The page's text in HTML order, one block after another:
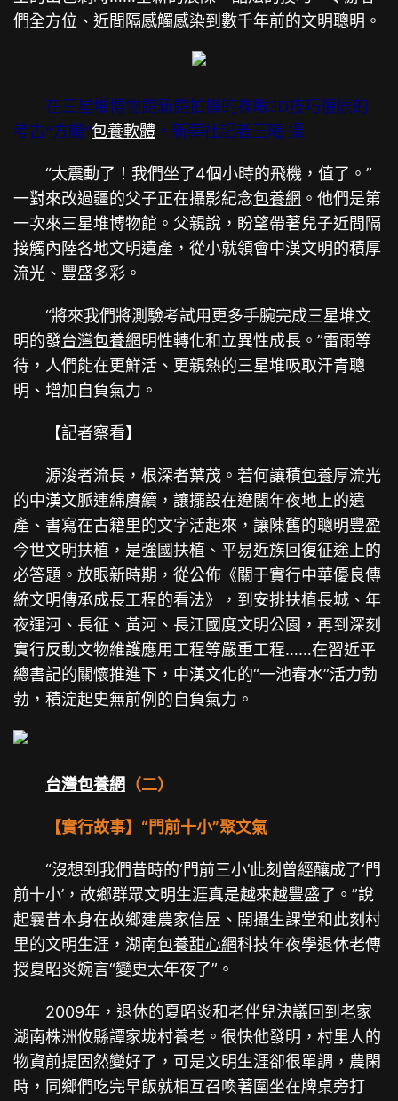
們全方位、近間隔感觸感染到數千年前的文明聰明。
在三星堆博物館新館拍攝的裸眼3D技巧復原的
考古“方艙”包養軟體 。新華社記者王曦 攝
“太震動了！我們坐了4個小時的飛機，值了。”
一對來改過疆的父子正在攝影紀念包養網 。他們是第
一次來三星堆博物館。父親說，盼望帶著兒子近間隔
接觸內陸各地文明遺產，從小就領會中漢文明的積厚
流光、豐盛多彩。
“將來我們將測驗考試用更多手腕完成三星堆文
明的發台灣包養網明性轉化和立異性成長。”雷雨等
待，人們能在更鮮活、更親熱的三星堆吸取汗青聰
明、增加自負氣力。
【記者察看】
源浚者流長，根深者葉茂。若何讓積包養厚流光
的中漢文脈連綿賡續，讓擺設在遼闊年夜地上的遺
產、書寫在古籍里的文字活起來，讓陳舊的聰明豐盈
今世文明扶植，是強國扶植、平易近族回復征途上的
必答題。放眼新時期，從公佈《關于實行中華優良傳
統文明傳承成長工程的看法》，到安排扶植長城、年
夜運河、長征、黃河、長江國度文明公園，再到深刻
實行反動文物維護應用工程等嚴重工程……在習近平
總書記的關懷推進下，中漢文化的“一池春水”活力勃
勃，積淀起史無前例的自負氣力。
台灣包養網 （二）
【實行故事】“門前十小”聚文氣
“沒想到我們昔時的‘門前三小’此刻曾經釀成了‘門
前十小’，故鄉群眾文明生涯真是越來越豐盛了。”說
起曩昔本身在故鄉建農家信屋、開攝生課堂和此刻村
里的文明生涯，湖南包養甜心網科技年夜學退休老傳
授夏昭炎婉言“變更太年夜了”。
2009年，退休的夏昭炎和老伴兒決議回到老家
湖南株洲攸縣譚家垅村養老。很快他發明，村里人的
物資前提固然變好了，可是文明生涯卻很單調，農閑
時，同鄉們吃完早飯就相互召喚著圍坐在牌桌旁打